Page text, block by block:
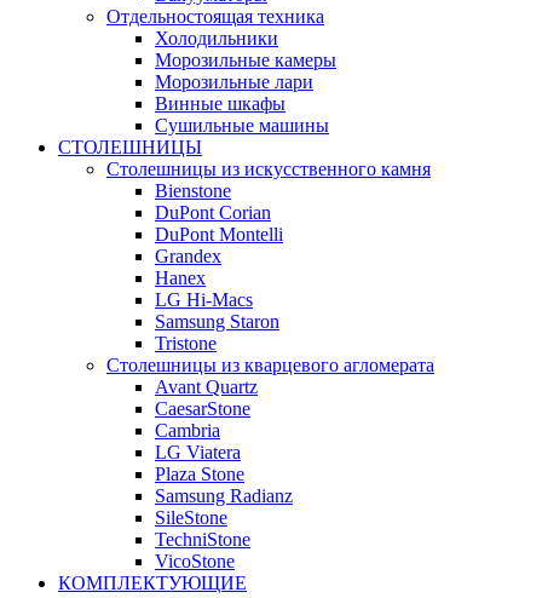
Отдельностоящая техника
Холодильники
Морозильные камеры
Морозильные лари
Винные шкафы
Сушильные машины
СТОЛЕШНИЦЫ
Столешницы из искусственного камня
Bienstone
DuPont Corian
DuPont Montelli
Grandex
Hanex
LG Hi-Macs
Samsung Staron
Tristone
Столешницы из кварцевого агломерата
Avant Quartz
CaesarStone
Cambria
LG Viatera
Plaza Stone
Samsung Radianz
SileStone
TechniStone
VicoStone
КОМПЛЕКТУЮЩИЕ